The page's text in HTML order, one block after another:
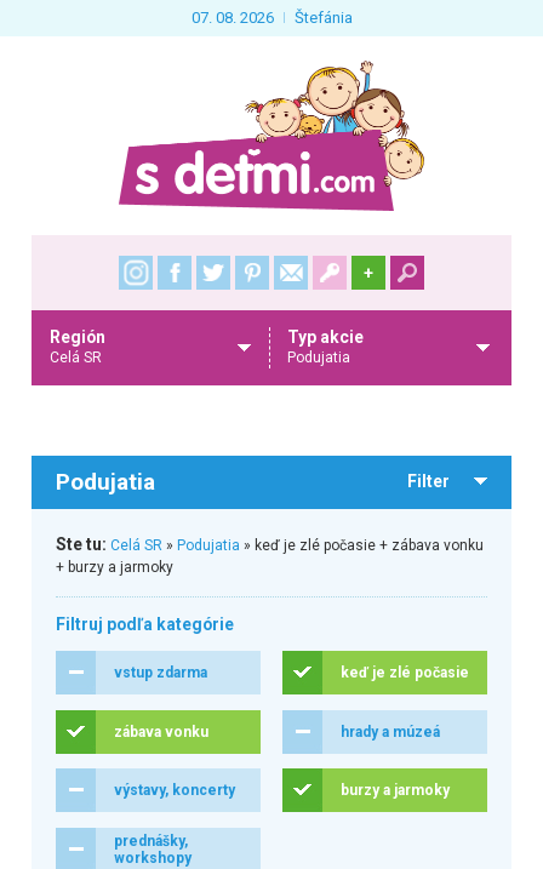
07. 08. 2026 Štefánia
+
Región
Celá SR
Typ akcie
Podujatia
Podujatia Filter
Ste tu: Celá SR» Podujatia » keď je zlé počasie + zábava vonku
+ burzy a jarmoky
Filtruj podľa kategórie
vstup zdarma keď je zlé počasie
zábava vonku hrady a múzeá
výstavy, koncerty burzy a jarmoky
prednášky,
workshopy